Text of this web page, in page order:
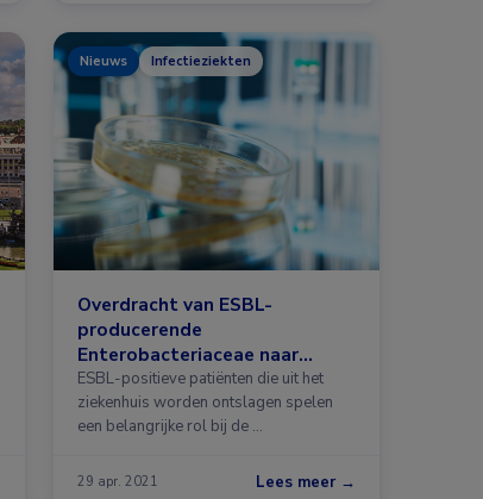
Nieuws Infectieziekten
Overdracht van ESBL-
producerende
Enterobacteriaceae naar
huisgenoten
ESBL-positieve patiënten die uit het
ziekenhuis worden ontslagen spelen
een belangrijke rol bij de …
29 apr. 2021 Lees meer →